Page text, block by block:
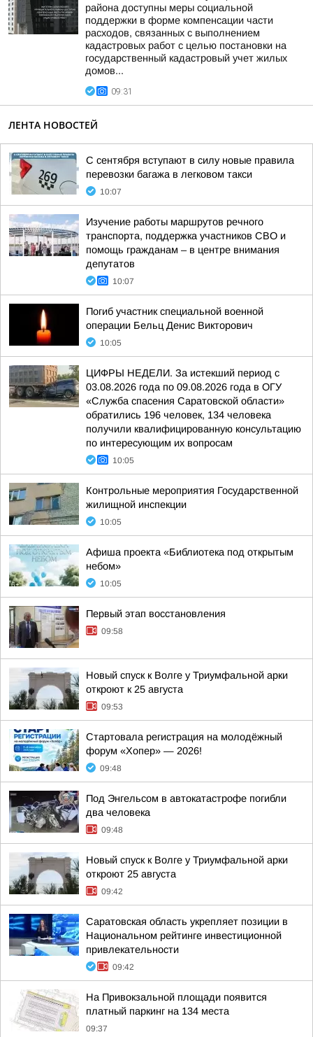
района доступны меры социальной
поддержки в форме компенсации части
расходов, связанных с выполнением
кадастровых работ с целью постановки на
государственный кадастровый учет жилых
домов...
09:31
ЛЕНТА НОВОСТЕЙ
С сентября вступают в силу новые правила
перевозки багажа в легковом такси
10:07
Изучение работы маршрутов речного
транспорта, поддержка участников СВО и
помощь гражданам – в центре внимания
депутатов
10:07
Погиб участник специальной военной
операции Бельц Денис Викторович
10:05
ЦИФРЫ НЕДЕЛИ. За истекший период с
03.08.2026 года по 09.08.2026 года в ОГУ
«Служба спасения Саратовской области»
обратились 196 человек, 134 человека
получили квалифицированную консультацию
по интересующим их вопросам
10:05
Контрольные мероприятия Государственной
жилищной инспекции
10:05
Афиша проекта «Библиотека под открытым
небом»
10:05
Первый этап восстановления
09:58
Новый спуск к Волге у Триумфальной арки
откроют к 25 августа
09:53
Стартовала регистрация на молодёжный
форум «Хопер» — 2026!
09:48
Под Энгельсом в автокатастрофе погибли
два человека
09:48
Новый спуск к Волге у Триумфальной арки
откроют 25 августа
09:42
Саратовская область укрепляет позиции в
Национальном рейтинге инвестиционной
привлекательности
09:42
На Привокзальной площади появится
платный паркинг на 134 места
09:37